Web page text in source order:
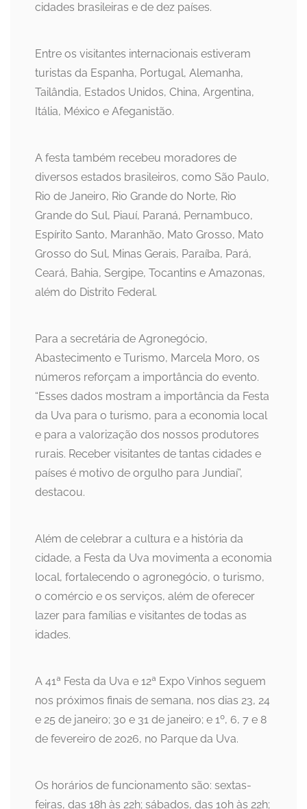
cidades brasileiras e de dez países.
Entre os visitantes internacionais estiveram
turistas da Espanha, Portugal, Alemanha,
Tailândia, Estados Unidos, China, Argentina,
Itália, México e Afeganistão.
A festa também recebeu moradores de
diversos estados brasileiros, como São Paulo,
Rio de Janeiro, Rio Grande do Norte, Rio
Grande do Sul, Piauí, Paraná, Pernambuco,
Espírito Santo, Maranhão, Mato Grosso, Mato
Grosso do Sul, Minas Gerais, Paraíba, Pará,
Ceará, Bahia, Sergipe, Tocantins e Amazonas,
além do Distrito Federal.
Para a secretária de Agronegócio,
Abastecimento e Turismo, Marcela Moro, os
números reforçam a importância do evento.
“Esses dados mostram a importância da Festa
da Uva para o turismo, para a economia local
e para a valorização dos nossos produtores
rurais. Receber visitantes de tantas cidades e
países é motivo de orgulho para Jundiaí”,
destacou.
Além de celebrar a cultura e a história da
cidade, a Festa da Uva movimenta a economia
local, fortalecendo o agronegócio, o turismo,
o comércio e os serviços, além de oferecer
lazer para famílias e visitantes de todas as
idades.
A 41ª Festa da Uva e 12ª Expo Vinhos seguem
nos próximos finais de semana, nos dias 23, 24
e 25 de janeiro; 30 e 31 de janeiro; e 1º, 6, 7 e 8
de fevereiro de 2026, no Parque da Uva.
Os horários de funcionamento são: sextas-
feiras, das 18h às 22h; sábados, das 10h às 22h;